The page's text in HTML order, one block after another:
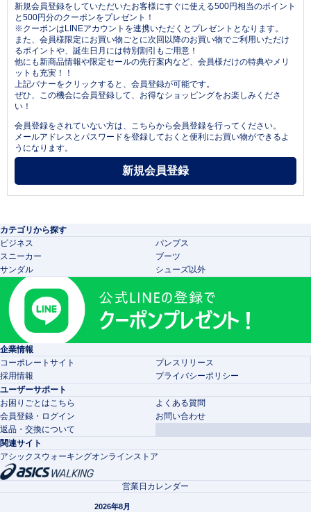
新規会員登録をしていただいたお客様にすぐに使える500円相当のポイント
と500円分のクーポンをプレゼント！
※クーポンはLINEアカウントを連携いただくとプレゼントとなります。
また、会員様限定にお買い物ごとに次回以降のお買い物でご利用いただけ
るポイントや、誕生日月には特別割引もご用意！
他にも新商品情報や限定セールの先行案内など、会員様だけの特典やメリ
ットも充実！！
上記バナーをクリックすると、会員登録が可能です。
ぜひ、この機会に会員登録して、お得なショッピングをお楽しみくださ
い！
会員登録をされていない方は、こちらから会員登録を行ってください。
メールアドレスとパスワードを登録しておくと便利にお買い物ができるよ
うになります。
カテゴリから探す
ビジネス
パンプス
スニーカー
ブーツ
サンダル
シューズ以外
企業情報
コーポレートサイト
プレスリリース
採用情報
プライバシーポリシー
ユーザーサポート
お困りごとはこちら
よくある質問
会員登録・ログイン
お問い合わせ
返品・交換について
関連サイト
アシックスウォーキングオンラインストア
営業日カレンダー
2026年8月